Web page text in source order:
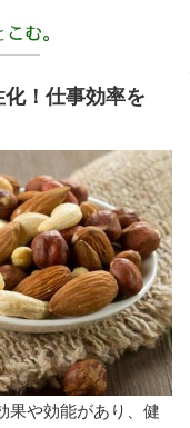
！仕事効率を
果や効能があり、健